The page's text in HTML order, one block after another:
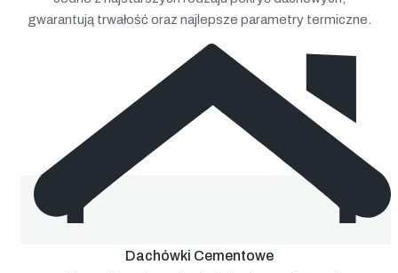
gwarantują trwałość oraz najlepsze parametry termiczne.
Dachówki Cementowe